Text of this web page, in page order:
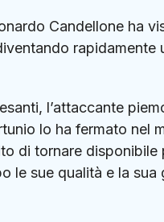
Candellone ha
l’attaccante
lo ha fermato nel
di tornare
le sue qualità e la sua